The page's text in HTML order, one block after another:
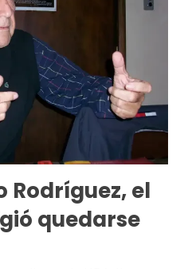
Rodríguez, el
quedarse